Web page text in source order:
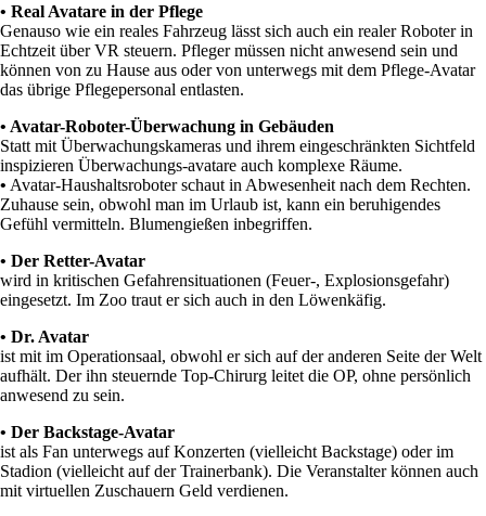
• Real Avatare in der Pflege
Genauso wie ein reales Fahrzeug lässt sich auch ein realer Roboter in
Echtzeit über VR steuern. Pfleger müssen nicht anwesend sein und
können von zu Hause aus oder von unterwegs mit dem Pflege-Avatar
das übrige Pflegepersonal entlasten.
• Avatar-Roboter-Überwachung in Gebäuden
Statt mit Überwachungskameras und ihrem eingeschränkten Sichtfeld
inspizieren Überwachungs-avatare auch komplexe Räume.
• Avatar-Haushaltsroboter schaut in Abwesenheit nach dem Rechten.
Zuhause sein, obwohl man im Urlaub ist, kann ein beruhigendes
Gefühl vermitteln. Blumengießen inbegriffen.
• Der Retter-Avatar
wird in kritischen Gefahrensituationen (Feuer-, Explosionsgefahr)
eingesetzt. Im Zoo traut er sich auch in den Löwenkäfig.
• Dr. Avatar
ist mit im Operationsaal, obwohl er sich auf der anderen Seite der Welt
aufhält. Der ihn steuernde Top-Chirurg leitet die OP, ohne persönlich
anwesend zu sein.
• Der Backstage-Avatar
ist als Fan unterwegs auf Konzerten (vielleicht Backstage) oder im
Stadion (vielleicht auf der Trainerbank). Die Veranstalter können auch
mit virtuellen Zuschauern Geld verdienen.